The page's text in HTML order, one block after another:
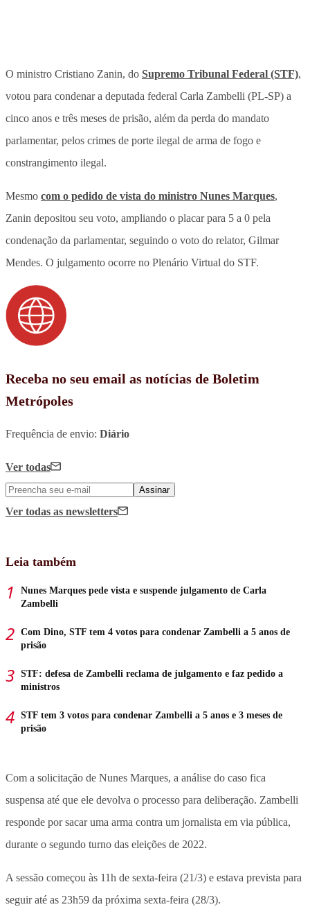
O ministro Cristiano Zanin, do Supremo Tribunal Federal (STF),
votou para condenar a deputada federal Carla Zambelli (PL-SP) a
cinco anos e três meses de prisão, além da perda do mandato
parlamentar, pelos crimes de porte ilegal de arma de fogo e
constrangimento ilegal.
Mesmo com o pedido de vista do ministro Nunes Marques,
Zanin depositou seu voto, ampliando o placar para 5 a 0 pela
condenação da parlamentar, seguindo o voto do relator, Gilmar
Mendes. O julgamento ocorre no Plenário Virtual do STF.
Receba no seu email as notícias de Boletim
Metrópoles
Frequência de envio: Diário
Ver todas
Assinar
Ver todas as newsletters
Leia também
Nunes Marques pede vista e suspende julgamento de Carla
Zambelli
Com Dino, STF tem 4 votos para condenar Zambelli a 5 anos de
prisão
STF: defesa de Zambelli reclama de julgamento e faz pedido a
ministros
STF tem 3 votos para condenar Zambelli a 5 anos e 3 meses de
prisão
Com a solicitação de Nunes Marques, a análise do caso fica
suspensa até que ele devolva o processo para deliberação. Zambelli
responde por sacar uma arma contra um jornalista em via pública,
durante o segundo turno das eleições de 2022.
A sessão começou às 11h de sexta-feira (21/3) e estava prevista para
seguir até as 23h59 da próxima sexta-feira (28/3).